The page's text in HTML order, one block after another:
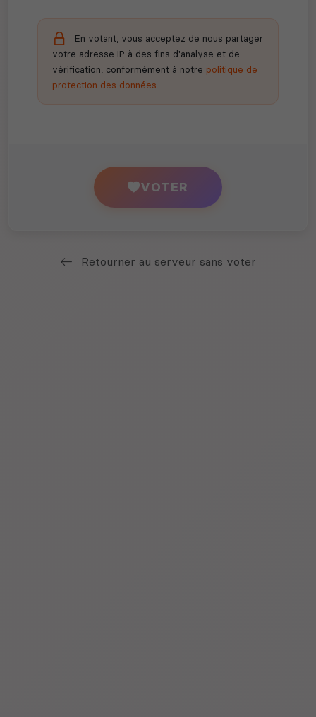
En votant, vous acceptez de nous partager
votre adresse IP à des fins d'analyse et de
vérification, conformément à notre politique de
protection des données.
VOTER
Retourner au serveur sans voter